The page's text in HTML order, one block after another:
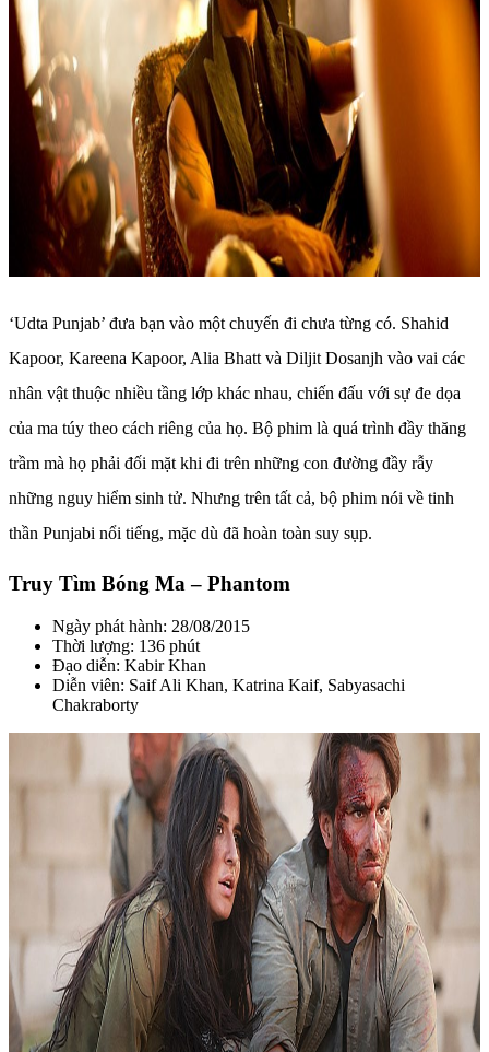
‘Udta Punjab’ đưa bạn vào một chuyến đi chưa từng có. Shahid
Kapoor, Kareena Kapoor, Alia Bhatt và Diljit Dosanjh vào vai các
nhân vật thuộc nhiều tầng lớp khác nhau, chiến đấu với sự đe dọa
của ma túy theo cách riêng của họ. Bộ phim là quá trình đầy thăng
trầm mà họ phải đối mặt khi đi trên những con đường đầy rẫy
những nguy hiểm sinh tử. Nhưng trên tất cả, bộ phim nói về tinh
thần Punjabi nổi tiếng, mặc dù đã hoàn toàn suy sụp.
Truy Tìm Bóng Ma – Phantom
Ngày phát hành: 28/08/2015
Thời lượng: 136 phút
Đạo diễn: Kabir Khan
Diễn viên: Saif Ali Khan, Katrina Kaif, Sabyasachi
Chakraborty